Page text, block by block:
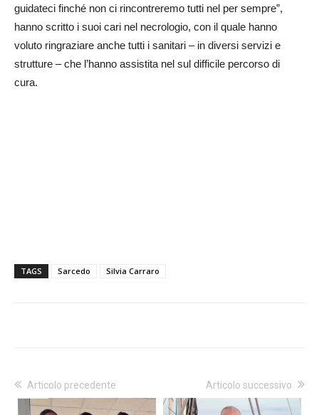
guidateci finché non ci rincontreremo tutti nel per sempre”,
hanno scritto i suoi cari nel necrologio, con il quale hanno
voluto ringraziare anche tutti i sanitari – in diversi servizi e
strutture – che l’hanno assistita nel sul difficile percorso di
cura.
TAGS Sarcedo Silvia Carraro
Articolo precedente Articolo successivo